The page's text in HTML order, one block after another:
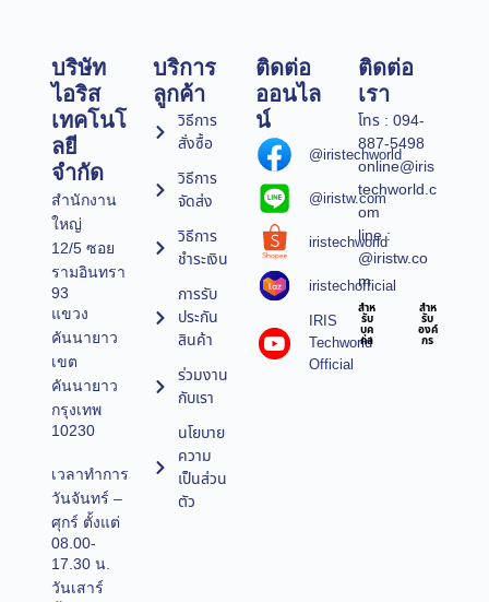
บริษัท
ไอริส
เทคโนโ
ลยี
จำกัด
สำนักงาน
ใหญ่
12/5 ซอย
รามอินทรา
93
แขวง
คันนายาว
เขต
คันนายาว
กรุงเทพ
10230
เวลาทำการ
วันจันทร์ –
ศุกร์ ตั้งแต่
08.00-
17.30 น.
วันเสาร์
บริการ
ลูกค้า
วิธีการ
สั่งซื้อ
วิธีการ
จัดส่ง
วิธีการ
ชำระเงิน
การรับ
ประกัน
สินค้า
ร่วมงาน
กับเรา
นโยบาย
ความ
เป็นส่วน
ตัว
ติดต่อ
ออนไล
น์
@iristechworld
@iristw.com
iristechworld
iristechofficial
IRIS
Techworld
Official
ติดต่อ
เรา
โทร : 094-
887-5498
online@iris
techworld.c
om
line :
@iristw.co
m
สำห
รับ
บุค
คล
สำห
รับ
องค์
กร